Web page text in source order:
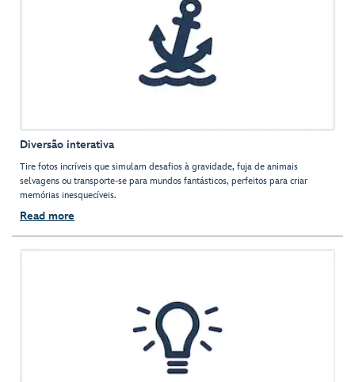
Diversão interativa
Tire fotos incríveis que simulam desafios à gravidade, fuja de animais
selvagens ou transporte-se para mundos fantásticos, perfeitos para criar
memórias inesquecíveis.
Read more